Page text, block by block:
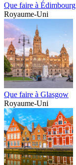
Que faire à Édimbourg
Royaume-Uni
Que faire à Glasgow
Royaume-Uni